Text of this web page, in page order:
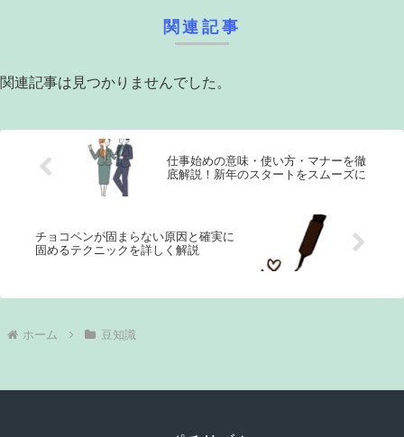
関連記事
関連記事は見つかりませんでした。
仕事始めの意味・使い方・マナーを徹
底解説！新年のスタートをスムーズに
チョコペンが固まらない原因と確実に
固めるテクニックを詳しく解説
ホーム 豆知識